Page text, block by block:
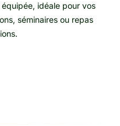
idéale pour vos
séminaires ou repas